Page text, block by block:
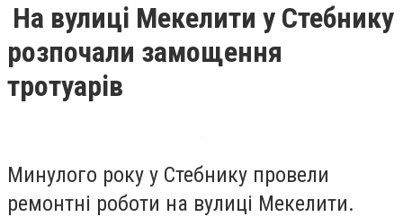
На вулиці Мекелити у Стебнику
розпочали замощення
тротуарів
Минулого року у Стебнику провели
ремонтні роботи на вулиці Мекелити.